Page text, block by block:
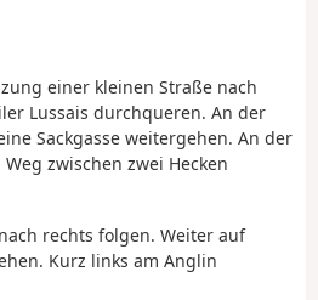
einer kleinen Straße nach
Lussais durchqueren. An der
Sackgasse weitergehen. An der
zwischen zwei Hecken
rechts folgen. Weiter auf
Kurz links am Anglin